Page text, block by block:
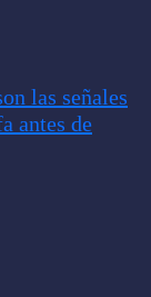
las señales
antes de